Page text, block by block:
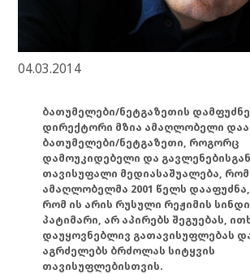
04.03.2014
ბათუმელები/ნეტგაზეთის
დირექტორი მზია ამაღლობელი
ბათუმელები/ნეტგაზეთი, როგორც
დამოუკიდებელი და გავლენებისგან
თავისუფალი მედიასაშუალება,
ამაღლობელმა 2001 წელს დააფუძნა,
რომ ის არის რუსული რეჟიმის
პატიმარი, არ აპირებს შეგუებას,
დაუყოვნებლივ გათავისუფლებას
აგრძელებს ბრძოლას სიტყვის
თავისუფლებისთვის.